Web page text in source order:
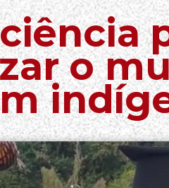
ciência
o